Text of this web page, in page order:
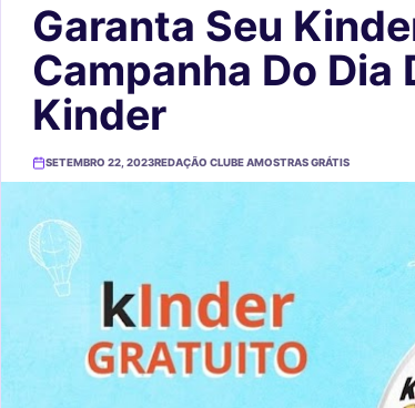
Garanta Seu
Campanha Do Dia
Kinder
SETEMBRO 22, 2023REDAÇÃO CLUBE AMOSTRAS GRÁTIS